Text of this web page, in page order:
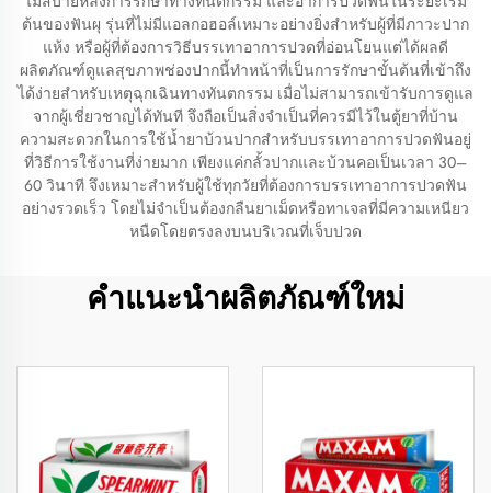
ต้นของฟันผุ รุ่นที่ไม่มีแอลกอฮอล์เหมาะอย่างยิ่งสำหรับผู้ที่มีภาวะปาก
แห้ง หรือผู้ที่ต้องการวิธีบรรเทาอาการปวดที่อ่อนโยนแต่ได้ผลดี
ผลิตภัณฑ์ดูแลสุขภาพช่องปากนี้ทำหน้าที่เป็นการรักษาขั้นต้นที่เข้าถึง
ได้ง่ายสำหรับเหตุฉุกเฉินทางทันตกรรม เมื่อไม่สามารถเข้ารับการดูแล
จากผู้เชี่ยวชาญได้ทันที จึงถือเป็นสิ่งจำเป็นที่ควรมีไว้ในตู้ยาที่บ้าน
ความสะดวกในการใช้น้ำยาบ้วนปากสำหรับบรรเทาอาการปวดฟันอยู่
ที่วิธีการใช้งานที่ง่ายมาก เพียงแค่กลั้วปากและบ้วนคอเป็นเวลา 30–
60 วินาที จึงเหมาะสำหรับผู้ใช้ทุกวัยที่ต้องการบรรเทาอาการปวดฟัน
อย่างรวดเร็ว โดยไม่จำเป็นต้องกลืนยาเม็ดหรือทาเจลที่มีความเหนียว
หนืดโดยตรงลงบนบริเวณที่เจ็บปวด
คำแนะนำผลิตภัณฑ์ใหม่